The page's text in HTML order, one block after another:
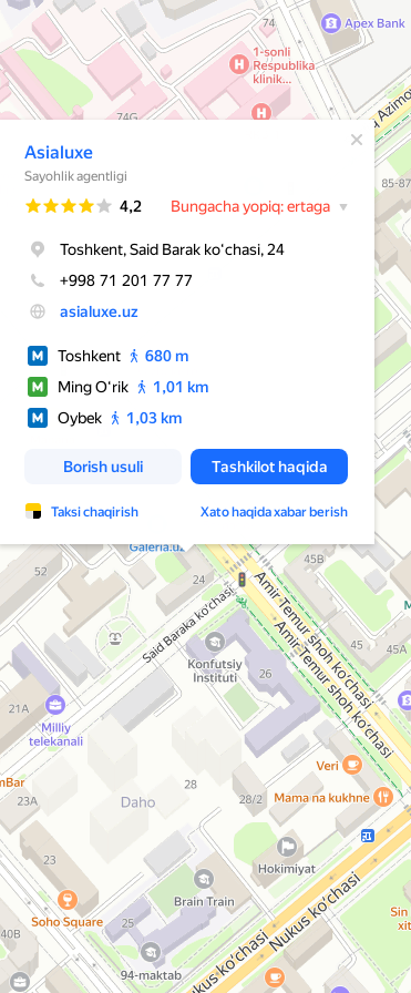
Asialuxe
Sayohlik agentligi
Reyting
4,2 Bungacha yopiq: ertaga
Toshkent, Said Barak koʻchasi, 24
+998 71 201 77 77
asialuxe.uz
Toshkent
680 m
Ming Oʻrik
1,01 km
Oybek
1,03 km
Borish usuli Tashkilot haqida
Taksi chaqirish Xato haqida xabar berish